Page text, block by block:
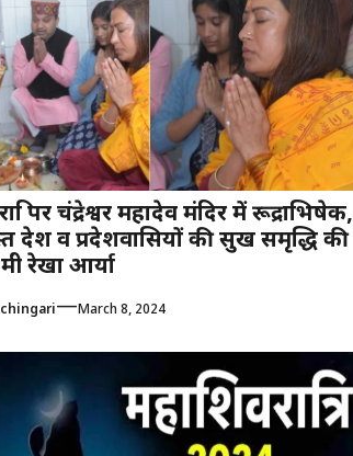
पर चंद्रेश्वर महादेव मंदिर में रूद्राभिषेक,
देश व प्रदेशवासियों की सुख समृद्धि की
रेखा आर्या
—March 8, 2024